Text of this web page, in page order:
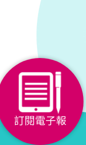
訂閱電子報